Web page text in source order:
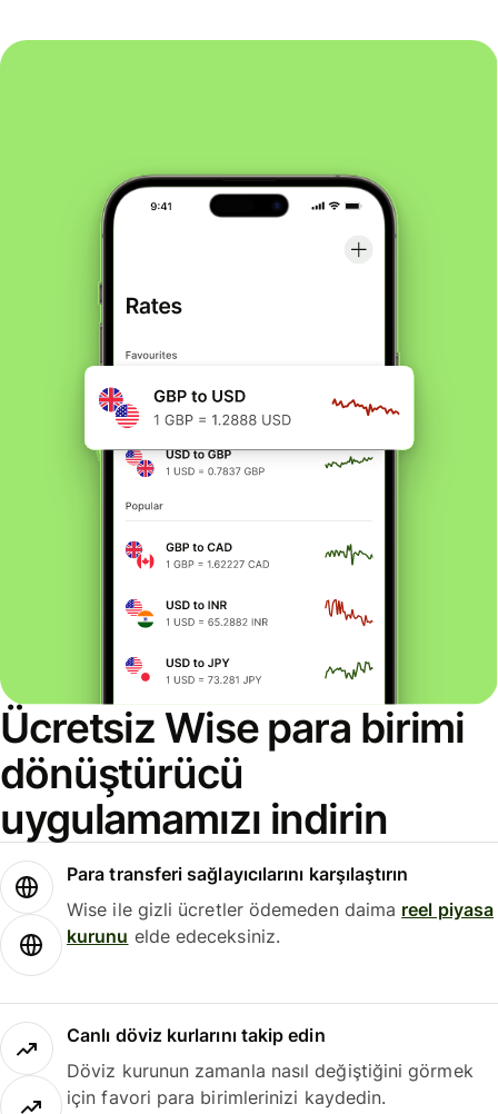
Ücretsiz Wise para birimi
dönüştürücü
uygulamamızı indirin
Para transferi sağlayıcılarını karşılaştırın
Wise ile gizli ücretler ödemeden daima reel piyasa
kurunu elde edeceksiniz.
Canlı döviz kurlarını takip edin
Döviz kurunun zamanla nasıl değiştiğini görmek
için favori para birimlerinizi kaydedin.